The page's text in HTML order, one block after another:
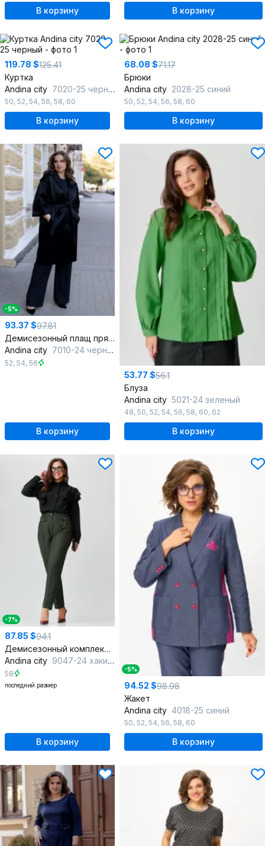
В корзину В корзину
119.78 $125.41
Куртка
Andina city 7020-25 черный
50, 52, 54, 56, 58, 60
В корзину
68.08 $71.17
Брюки
Andina city 2028-25 синий
50, 52, 54, 56, 58, 60
В корзину
-5%
93.37 $97.81
Демисезонный плащ прямого силуэта с поясом и пиджачным воротником
Andina city 7010-24 черный
52, 54, 56
В корзину
53.77 $56.1
Блуза
Andina city 5021-24 зеленый
48, 50, 52, 54, 56, 58, 60, 62
В корзину
-7%
87.85 $94.1
Демисезонный комплект блузка и брюки из текстиля
Andina city 9047-24 хаки-черный
58
последний размер
В корзину
-5%
94.52 $98.98
Жакет
Andina city 4018-25 синий
50, 52, 54, 56, 58, 60
В корзину